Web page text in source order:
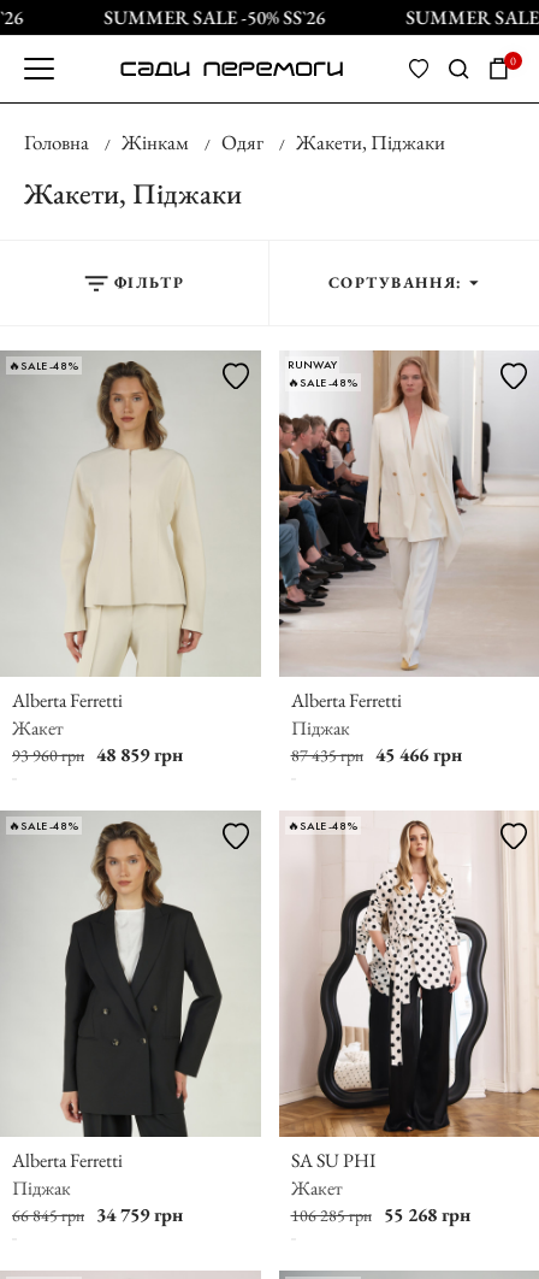
SUMMER SALE -50% SS`26 SUMMER SALE -
0
Головна Жінкам Одяг Жакети, Піджаки
Жакети, Піджаки
ФІЛЬТР СОРТУВАННЯ:
🔥SALE -48%
Alberta Ferretti
Жакет
93 960 грн 48 859 грн
RUNWAY
🔥SALE -48%
Alberta Ferretti
Піджак
87 435 грн 45 466 грн
🔥SALE -48%
Alberta Ferretti
Піджак
66 845 грн 34 759 грн
🔥SALE -48%
SA SU PHI
Жакет
106 285 грн 55 268 грн